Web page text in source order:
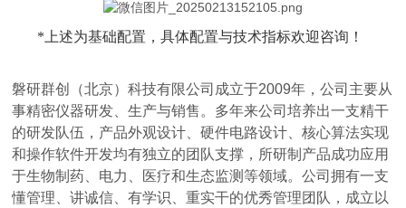
*上述为基础配置，具体配置与技术指标欢迎咨询！
磐研群创（北京）科技有限公司成立于2009年，公司主要从
事精密仪器研发、生产与销售。多年来公司培养出一支精干
的研发队伍，产品外观设计、硬件电路设计、核心算法实现
和操作软件开发均有独立的团队支撑，所研制产品成功应用
于生物制药、电力、医疗和生态监测等领域。公司拥有一支
懂管理、讲诚信、有学识、重实干的优秀管理团队，成立以